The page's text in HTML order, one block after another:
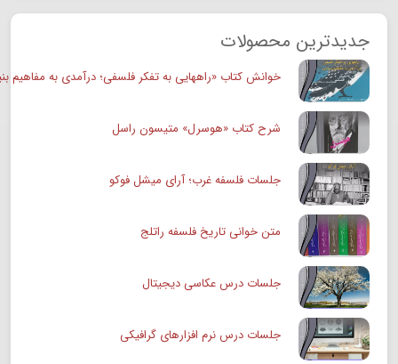
جدیدترین محصولات
خوانش کتاب «راههایی به تفکر فلسفی؛ درآمدی به مفاهیم
شرح کتاب «هوسرل» متیسون راسل
جلسات فلسفه غرب؛ آرای میشل فوکو
متن خوانی تاریخ فلسفه راتلج
جلسات درس عکاسی دیجیتال
جلسات درس نرم افزارهای گرافیکی